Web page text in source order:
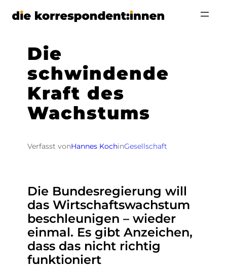
Zum
Die
schwindende
Kraft des
Wachstums
Verfasst vonHannes KochinGesellschaft
Die Bundesregierung will
das Wirtschaftswachstum
beschleunigen – wieder
einmal. Es gibt Anzeichen,
dass das nicht richtig
funktioniert